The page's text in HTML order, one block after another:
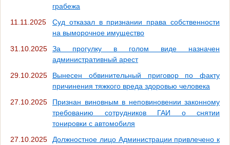
грабежа
11.11.2025
Суд отказал в признании права собственности
на выморочное имущество
31.10.2025
За прогулку в голом виде назначен
административный арест
29.10.2025
Вынесен обвинительный приговор по факту
причинения тяжкого вреда здоровью человека
27.10.2025
Признан виновным в неповиновении законному
требованию сотрудников ГАИ о снятии
тонировки с автомобиля
27.10.2025
Должностное лицо Администрации привлечено к